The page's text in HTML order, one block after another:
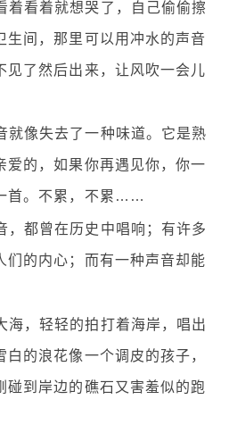
着看着就想哭了，自己偷偷擦
生间，那里可以用冲水的声音
见了然后出来，让风吹一会儿
就像失去了一种味道。它是熟
爱的，如果你再遇见你，你一
首。不累，不累……
，都曾在历史中唱响；有许多
们的内心；而有一种声音却能
海，轻轻的拍打着海岸，唱出
的浪花像一个调皮的孩子，
碰到岸边的礁石又害羞似的跑